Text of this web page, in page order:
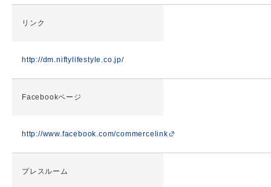
リンク
http://dm.niftylifestyle.co.jp/
Facebookページ
http://www.facebook.com/commercelink
プレスルーム